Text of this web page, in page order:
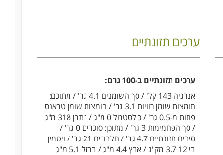
ערכים תזונתיים
ערכים תזונתיים ב-100 גרם:
אנרגיה 143 קל' / סך השומנים 4.1 גר' / מתוכם:
חומצות שומן רוויות 3.1 גר' / חומצות שומן טראנס
פחות מ-0.5 גר' / כולסטרול 0 מ"ג / נתרן 318 מ"ג
/ סך הפחמימות 3 גר' / מתוכן: סוכרים 0 גר' /
סיבים תזונתיים 4.7 גר' / חלבונים 21 גר' / ויטמין
בי 12 3.7 מק"ג / אבץ 4.4 מ"ג / ברזל 5.1 מ"ג